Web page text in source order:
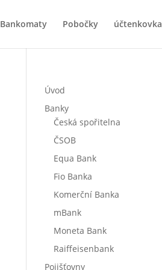
Bankomaty Pobočky účtenkovka
Úvod
Banky
Česká spořitelna
ČSOB
Equa Bank
Fio Banka
Komerční Banka
mBank
Moneta Bank
Raiffeisenbank
Pojišťovny